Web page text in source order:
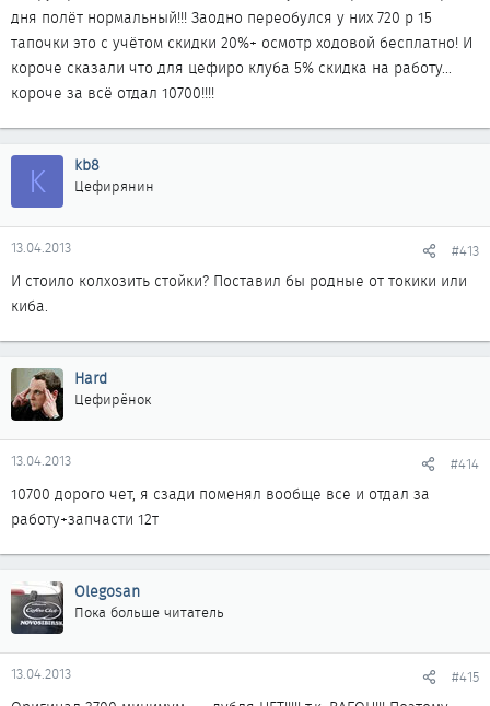
дня полёт нормальный!!! Заодно переобулся у них 720 р 15
тапочки это с учётом скидки 20%+ осмотр ходовой бесплатно! И
короче сказали что для цефиро клуба 5% скидка на работу...
короче за всё отдал 10700!!!!
K kb8
Цефирянин
13.04.2013 #413
И стоило колхозить стойки? Поставил бы родные от токики или
киба.
Hard
Цефирёнок
13.04.2013 #414
10700 дорого чет, я сзади поменял вообще все и отдал за
работу+запчасти 12т
Olegosan
Пока больше читатель
13.04.2013 #415